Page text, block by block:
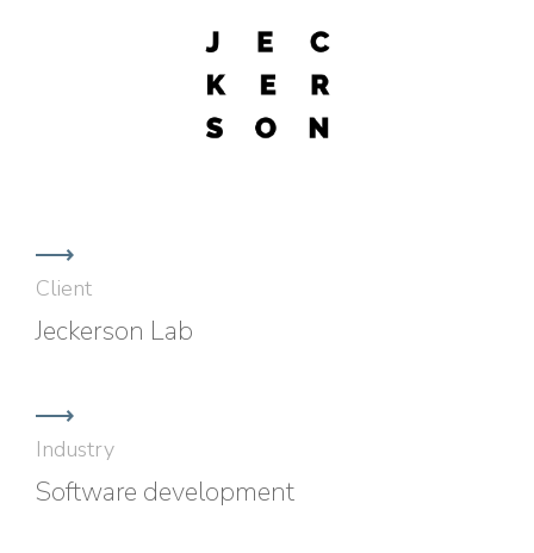
Client
Jeckerson Lab
Industry
Software development